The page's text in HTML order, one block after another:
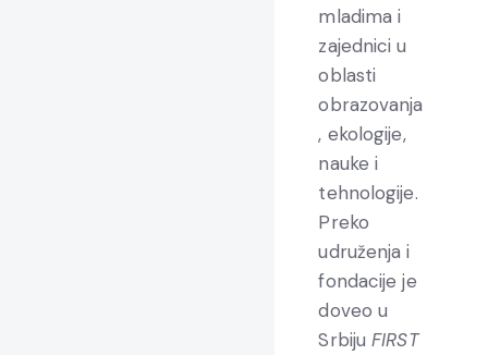
mladima i
zajednici u
oblasti
obrazovanja
, ekologije,
nauke i
tehnologije.
Preko
udruženja i
fondacije je
doveo u
SrbijuFIRST